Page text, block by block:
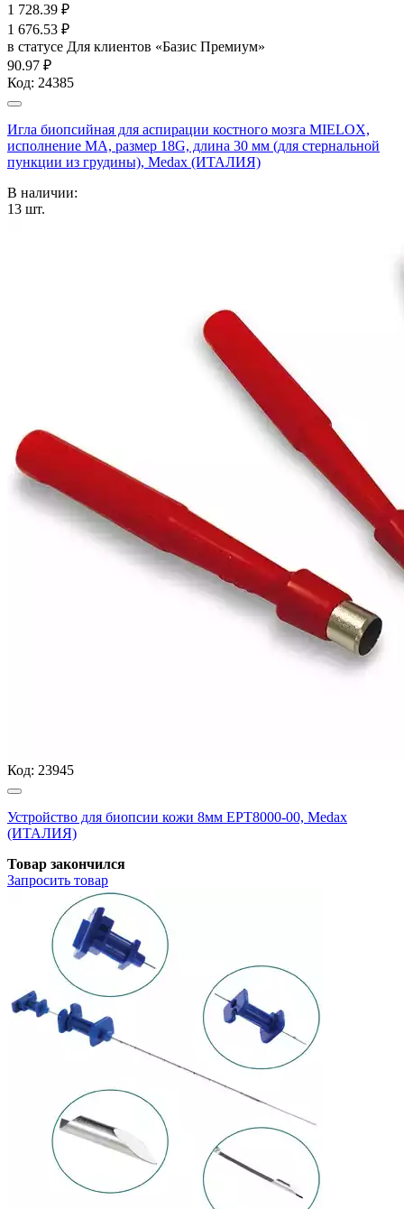
1 728.39 ₽
1 676.53 ₽
в статусе Для клиентов «Базис Премиум»
90.97 ₽
Код: 24385
Игла биопсийная для аспирации костного мозга MIELOX,
исполнение MA, размер 18G, длина 30 мм (для стернальной
пункции из грудины), Medax (ИТАЛИЯ)
В наличии:
13 шт.
Код: 23945
Устройство для биопсии кожи 8мм EPT8000-00, Medax
(ИТАЛИЯ)
Товар закончился
Запросить товар